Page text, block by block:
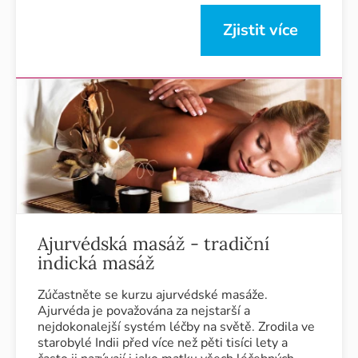
Zjistit více
Ajurvédská masáž - tradiční
indická masáž
Zúčastněte se kurzu ajurvédské masáže.
Ajurvéda je považována za nejstarší a
nejdokonalejší systém léčby na světě. Zrodila ve
starobylé Indii před více než pěti tisíci lety a